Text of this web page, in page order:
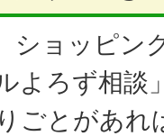
ショッピン
よろず相談
ごとがあれ